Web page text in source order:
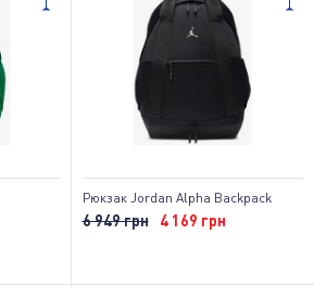
Рюкзак Jordan Alpha Backpack
6 949 грн 4 169 грн